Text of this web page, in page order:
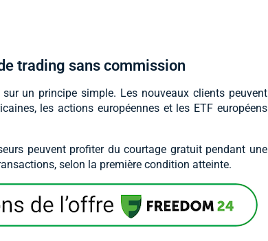
trading sans commission
un principe simple. Les nouveaux clients peuvent
les actions européennes et les ETF européens
peuvent profiter du courtage gratuit pendant une
selon la première condition atteinte.